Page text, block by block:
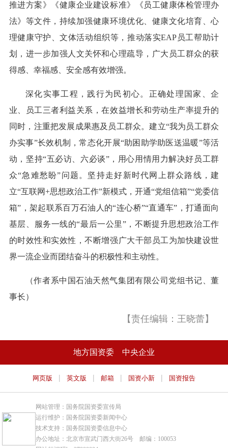
推进方案》《健康企业建设标准》《员工健康体检管理办
法》等文件，持续加强健康环境优化、健康文化培育、心
理健康守护、文体活动组织等，推动落实EAP员工帮助计
划，进一步加强人文关怀和心理疏导，广大员工群众的获
得感、幸福感、安全感有效增强。
深化实事工程，践行为民初心。正确处理国家、企
业、员工三者利益关系，在效益增长和劳动生产率提升的
同时，注重把发展成果惠及员工群众。建立“我为员工群众
办实事”长效机制，常态化开展“助困助学助医送温暖”等活
动，坚持“五必访、六必谈”，用心用情用力解决好员工群
众“急难愁盼”问题。坚持走好新时代网上群众路线，建
立“互联网+思想政治工作”新模式，开通“党组信箱”“党委信
箱”，架起联系百万石油人的“连心桥”“直通车”，打通面向
基层、服务一线的“最后一公里”，不断提升思想政治工作
的时效性和实效性，不断增强广大干部员工为加快建设世
界一流企业而团结奋斗的积极性和主动性。
（作者系中国石油天然气集团有限公司党组书记、董
事长）
【责任编辑：王晓蕾】
地方国资委 中央企业
网页版 | 英文版 | 邮箱 | 国资小新 | 国资报告
网站管理：国务院国资委宣传局
运行维护：国务院国资委新闻中心
技术支持：国务院国资委信息中心
办公地址：北京市宣武门西大街26号 邮编：100053